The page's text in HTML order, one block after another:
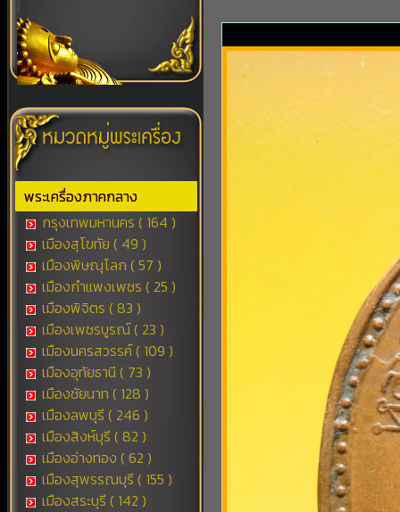
พระเครื่องภาคกลาง
กรุงเทพมหานคร ( 164 )
เมืองสุโขทัย ( 49 )
เมืองพิษณุโลก ( 57 )
เมืองกำแพงเพชร ( 25 )
เมืองพิจิตร ( 83 )
เมืองเพชรบูรณ์ ( 23 )
เมืองนครสวรรค์ ( 109 )
เมืองอุทัยธานี ( 73 )
เมืองชัยนาท ( 128 )
เมืองลพบุรี ( 246 )
เมืองสิงห์บุรี ( 82 )
เมืองอ่างทอง ( 62 )
เมืองสุพรรณบุรี ( 155 )
เมืองสระบุรี ( 142 )